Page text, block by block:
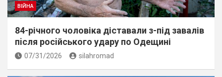
ВІЙНА
84-річного чоловіка діставали з-під завалів
пiсля росiйського удару по Одещині
07/31/2026 silahromad